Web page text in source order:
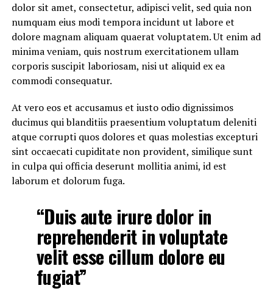
dolor sit amet, consectetur, adipisci velit, sed quia non
numquam eius modi tempora incidunt ut labore et
dolore magnam aliquam quaerat voluptatem. Ut enim ad
minima veniam, quis nostrum exercitationem ullam
corporis suscipit laboriosam, nisi ut aliquid ex ea
commodi consequatur.
At vero eos et accusamus et iusto odio dignissimos
ducimus qui blanditiis praesentium voluptatum deleniti
atque corrupti quos dolores et quas molestias excepturi
sint occaecati cupiditate non provident, similique sunt
in culpa qui officia deserunt mollitia animi, id est
laborum et dolorum fuga.
“Duis aute irure dolor in
reprehenderit in voluptate
velit esse cillum dolore eu
fugiat”